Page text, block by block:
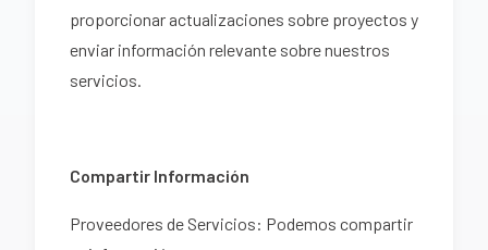
proporcionar actualizaciones sobre proyectos y
enviar información relevante sobre nuestros
servicios.
Compartir Información
Proveedores de Servicios: Podemos compartir